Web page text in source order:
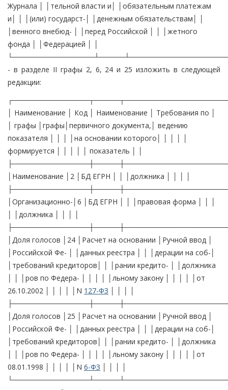
Журнала │ │тельной власти и│ │обязательным платежам
и│ │ │(или) государст-│ │денежным обязательствам│ │
│венного внебюд- │ │перед Российской │ │ │жетного
фонда │ │Федерацией │ │
- в разделе II графы 2, 6, 24 и 25 изложить в следующей
редакции:
│ Наименование │ Код │ Наименование │ Требования по │
│ графы │графы│первичного документа,│ ведению
показателя │ │ │ │на основании которого│ │ │ │ │
формируется │ │ │ │ │ показатель │ │
│Наименование │2 │БД ЕГРН │ │ │должника │ │ │ │
│Организационно-│6 │БД ЕГРН │ │ │правовая форма │ │ │
│ │должника │ │ │ │
│Доля голосов │24 │Расчет на основании │Ручной ввод │
│Российской Фе- │ │данных реестра │ │ │дерации на соб-│
│требований кредиторов│ │ │рании кредито- │ │должника
│ │ │ров по Федера- │ │ │ │ │льному закону │ │ │ │ │от
26.10.2002 │ │ │ │ │N 127-ФЗ
│Доля голосов │25 │Расчет на основании │Ручной ввод │
│Российской Фе- │ │данных реестра │ │ │дерации на соб-│
│требований кредиторов│ │ │рании кредито- │ │должника
│ │ │ров по Федера- │ │ │ │ │льному закону │ │ │ │ │от
08.01.1998 │ │ │ │ │N 6-ФЗ